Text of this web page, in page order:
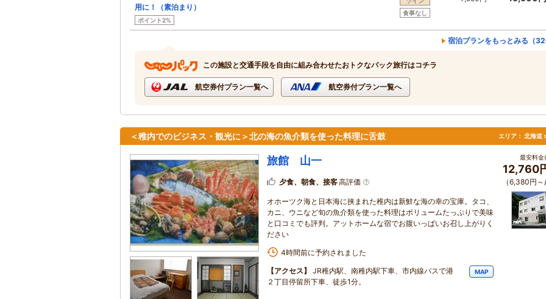
用に！（素泊まり）
ポイント2%
食事なし
宿泊プランをもっとみる（32
この施設と交通手段を自由に組み合わせたおトクなパック旅行はコチラ
航空券付プラン一覧へ 航空券付プラン一覧へ
＜稚内でのビジネス・観光に＞北の海の魚介類を使った料理に舌鼓 エリア： 北海道
旅館 山一
夕食、朝食、接客高評価
オホーツク海と日本海に挟まれた稚内は新鮮な海の幸の宝庫。タコ、
カニ、ウニなど旬の魚介類を使った料理はボリュームたっぷりで美味
と口コミでも評判。アットホームな宿でお腹いっぱいお召し上がりく
ださい
4時間前に予約されました
【アクセス】
JR稚内駅、南稚内駅下車、市内線バスで港
２丁目停留所下車、徒歩1分。
MAP
最安料金
12,760
（6,380円～/